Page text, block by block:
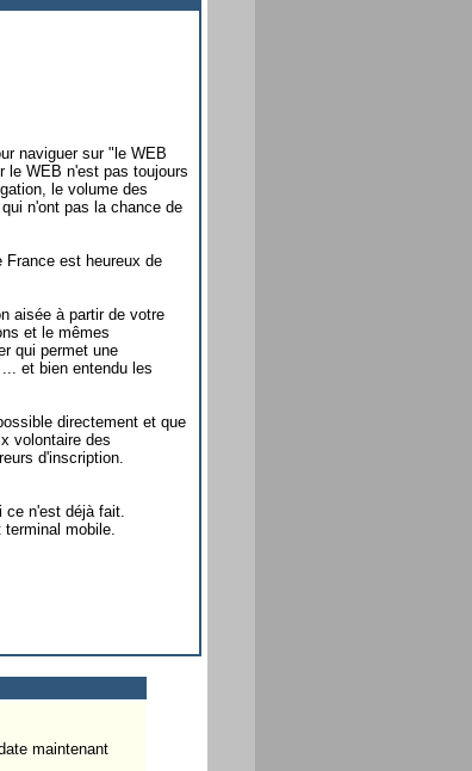
naviguer sur "le WEB
le WEB n'est pas toujours
le volume des
n'ont pas la chance de
est heureux de
aisée à partir de votre
et le mêmes
qui permet une
et bien entendu les
directement et que
volontaire des
d'inscription.
n'est déjà fait.
mobile.
maintenant